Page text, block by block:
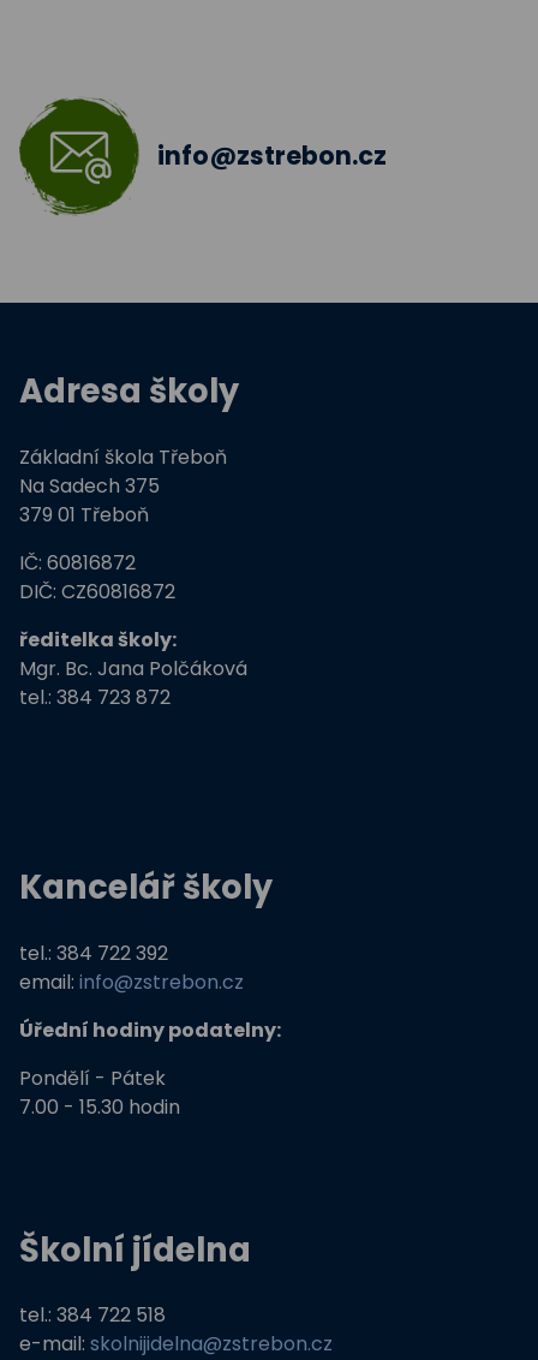
info@zstrebon.cz
Adresa školy
Základní škola Třeboň
Na Sadech 375
379 01 Třeboň
IČ: 60816872
DIČ: CZ60816872
ředitelka školy:
Mgr. Bc. Jana Polčáková
tel.: 384 723 872
Kancelář školy
tel.: 384 722 392
email: info@zstrebon.cz
Úřední hodiny podatelny:
Pondělí - Pátek
7.00 - 15.30 hodin
Školní jídelna
tel.: 384 722 518
e-mail: skolnijidelna@zstrebon.cz